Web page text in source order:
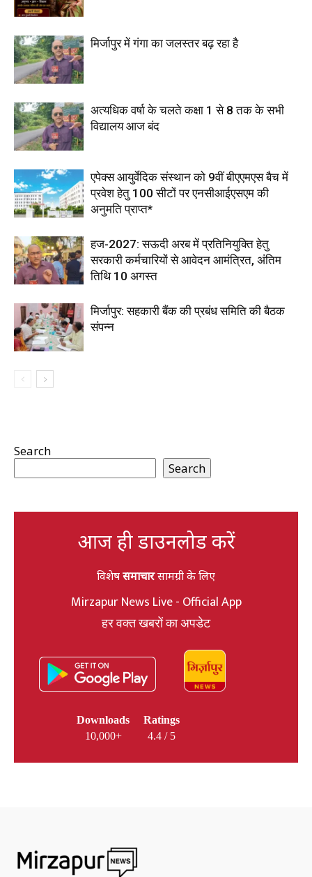
मिर्जापुर में गंगा का जलस्तर बढ़ रहा है
अत्यधिक वर्षा के चलते कक्षा 1 से 8 तक के सभी
विद्यालय आज बंद
एपेक्स आयुर्वेदिक संस्थान को 9वीं बीएएमएस बैच में
प्रवेश हेतु 100 सीटों पर एनसीआईएसएम की
अनुमति प्राप्त*
हज-2027: सऊदी अरब में प्रतिनियुक्ति हेतु
सरकारी कर्मचारियों से आवेदन आमंत्रित, अंतिम
तिथि 10 अगस्त
मिर्जापुर: सहकारी बैंक की प्रबंध समिति की बैठक
संपन्न
Search
Search
आज ही डाउनलोड करें
विशेषसमाचारसामग्री के लिए
Mirzapur News Live - Official App
हर वक्त खबरों का अपडेट
Downloads
10,000+
Ratings
4.4 / 5